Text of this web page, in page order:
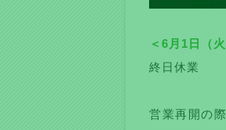
＜6月1日（
終日休業
営業再開の